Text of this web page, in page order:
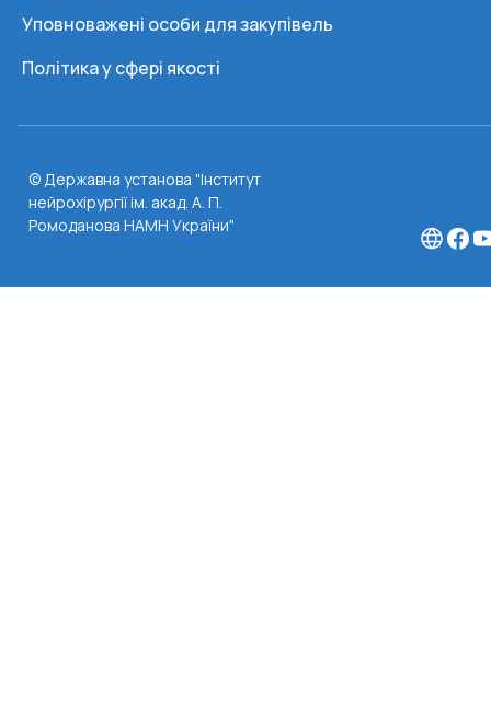
Уповноважені особи для закупівель
Політика у сфері якості
© Державна установа "Інститут
нейрохірургії ім. акад. А. П.
Ромоданова НАМН України"